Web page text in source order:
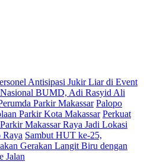
Antisipasi Jukir Liar di Event
BUMD, Adi Rasyid Ali
Parkir Makassar Palopo
Parkir Kota Makassar Perkuat
Makassar Raya Jadi Lokasi
Sambut HUT ke-25,
Gerakan Langit Biru dengan
Jalan